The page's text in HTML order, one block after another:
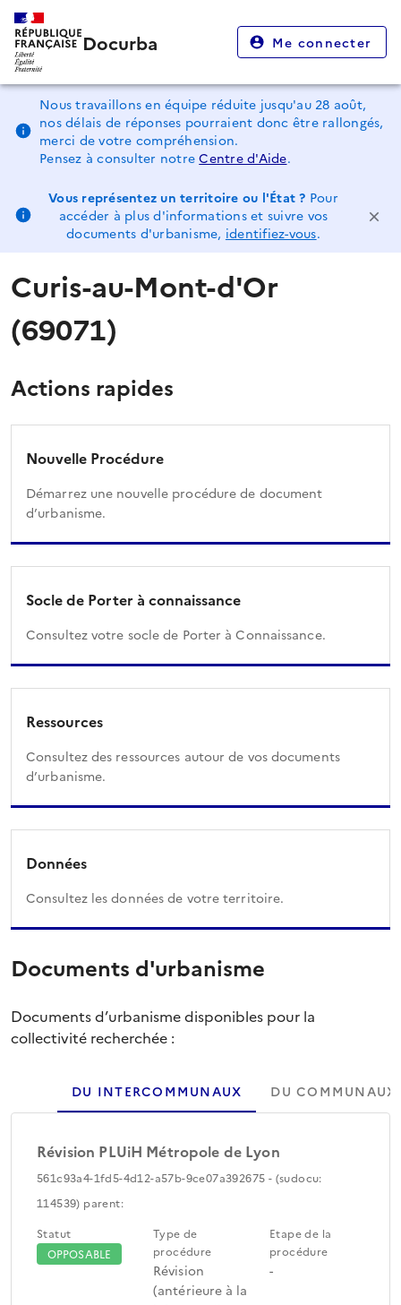
Docurba Me connecter
Nous travaillons en équipe réduite jusqu'au 28 août,
nos délais de réponses pourraient donc être rallongés,
merci de votre compréhension.
Pensez à consulter notreCentre d'Aide.
Vous représentez un territoire ou l'État ? Pour
accéder à plus d'informations et suivre vos
documents d'urbanisme, identifiez-vous.
Curis-au-Mont-d'Or
(69071)
Actions rapides
Nouvelle Procédure
Démarrez une nouvelle procédure de document
d’urbanisme.
Socle de Porter à connaissance
Consultez votre socle de Porter à Connaissance.
Ressources
Consultez des ressources autour de vos documents
d’urbanisme.
Données
Consultez les données de votre territoire.
Documents d'urbanisme
Documents d’urbanisme disponibles pour la
collectivité recherchée :
DU INTERCOMMUNAUX DU COMMUNAUX
Révision PLUiH Métropole de Lyon
561c93a4-1fd5-4d12-a57b-9ce07a392675 - (sudocu:
114539) parent:
Statut
OPPOSABLE
Type de
procédure
Révision
(antérieure à la
Etape de la
procédure
-